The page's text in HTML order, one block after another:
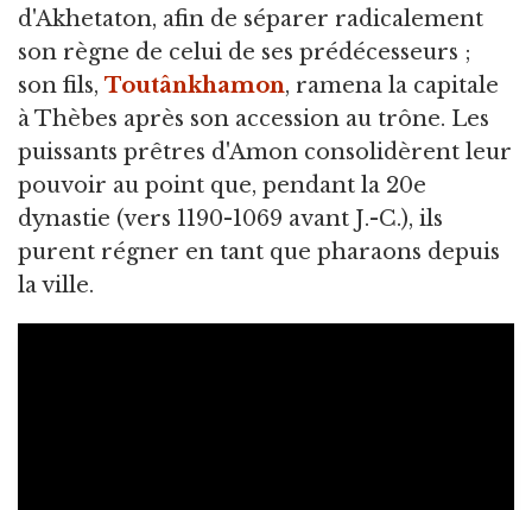
d'Akhetaton, afin de séparer radicalement
son règne de celui de ses prédécesseurs ;
son fils, Toutânkhamon, ramena la capitale
à Thèbes après son accession au trône. Les
puissants prêtres d'Amon consolidèrent leur
pouvoir au point que, pendant la 20e
dynastie (vers 1190-1069 avant J.-C.), ils
purent régner en tant que pharaons depuis
la ville.